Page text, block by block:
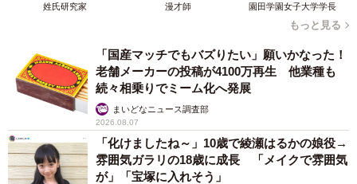
姓氏研究家 漫才師 園田学園女子大学学長
もっと見る
「国産マッチでもバズりたい」願いかなった！
老舗メーカーの投稿が4100万再生 他業種も
続々相乗りでミーム化へ発展
まいどなニュース調査部
2026.08.07
「化けましたね～」10歳で綾瀬はるかの娘役→
雰囲気ガラリの18歳に成長 「メイクで雰囲気
が」「宝塚に入れそう」